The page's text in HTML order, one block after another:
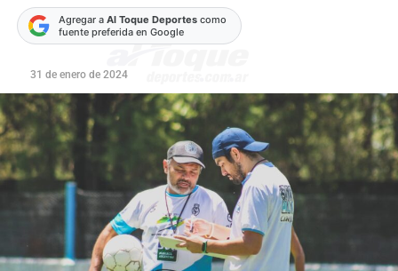
Agregar a Al Toque Deportescomo
fuente preferida en Google
31 de enero de 2024